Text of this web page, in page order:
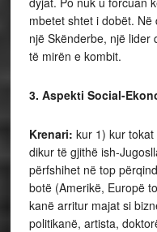
mbetet shtet i dobët.
një Skënderbe, një lider
të mirën e kombit.
3. Aspekti Social-
Krenari: kur 1) kur
dikur të gjithë ish-
përfshihet në top
botë (Amerikë, Europë
kanë arritur majat si
politikanë, artista,